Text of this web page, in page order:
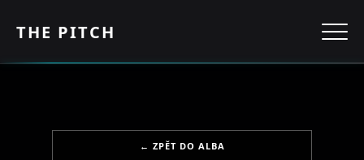
THE PITCH
← ZPĚT DO ALBA